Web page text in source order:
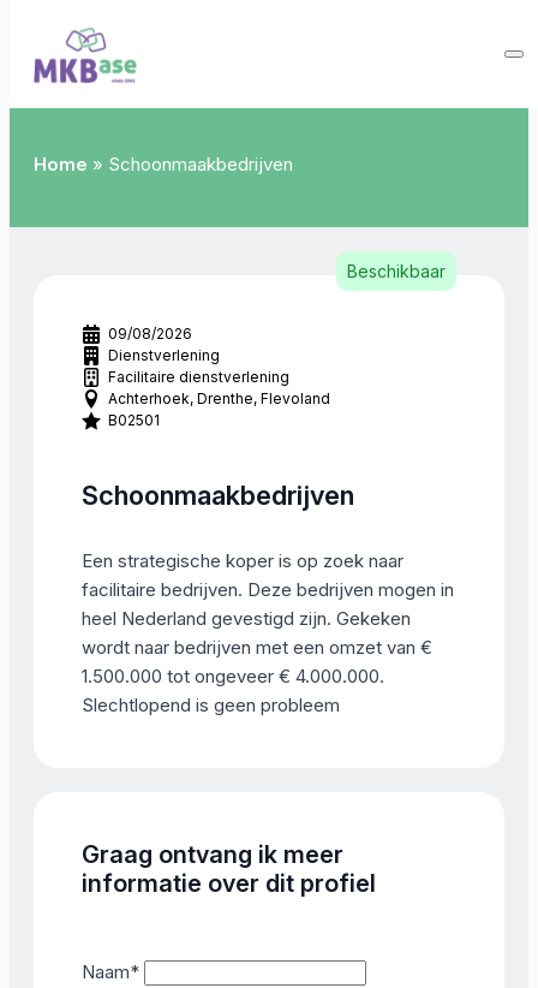
Home » Schoonmaakbedrijven
09/08/2026
Dienstverlening
Facilitaire dienstverlening
Achterhoek Drenthe Flevoland
B02501
Schoonmaakbedrijven
Een strategische koper is op zoek naar
facilitaire bedrijven. Deze bedrijven mogen in
heel Nederland gevestigd zijn. Gekeken
wordt naar bedrijven met een omzet van €
1.500.000 tot ongeveer € 4.000.000.
Slechtlopend is geen probleem
Beschikbaar
Graag ontvang ik meer
informatie over dit profiel
Naam*